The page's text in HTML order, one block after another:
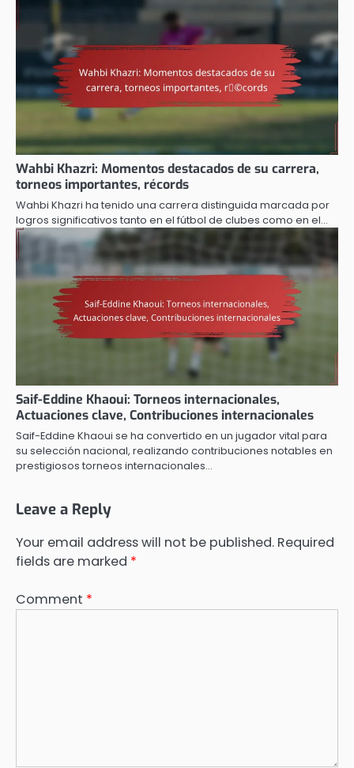
Wahbi Khazri: Momentos destacados de su carrera,
torneos importantes, récords
Wahbi Khazri ha tenido una carrera distinguida marcada por
logros significativos tanto en el fútbol de clubes como en el…
Saif-Eddine Khaoui: Torneos internacionales,
Actuaciones clave, Contribuciones internacionales
Saif-Eddine Khaoui se ha convertido en un jugador vital para
su selección nacional, realizando contribuciones notables en
prestigiosos torneos internacionales…
Leave a Reply
Your email address will not be published. Required
fields are marked *
Comment *